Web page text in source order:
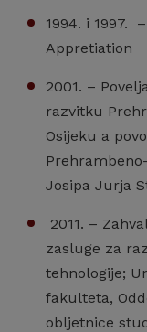
1994. i 1997.
Appretiation
2001. –
razvitku
Osijeku a
Josipa Jurja
2011. –
zasluge za
tehnologije;
fakulteta,
obljetnice